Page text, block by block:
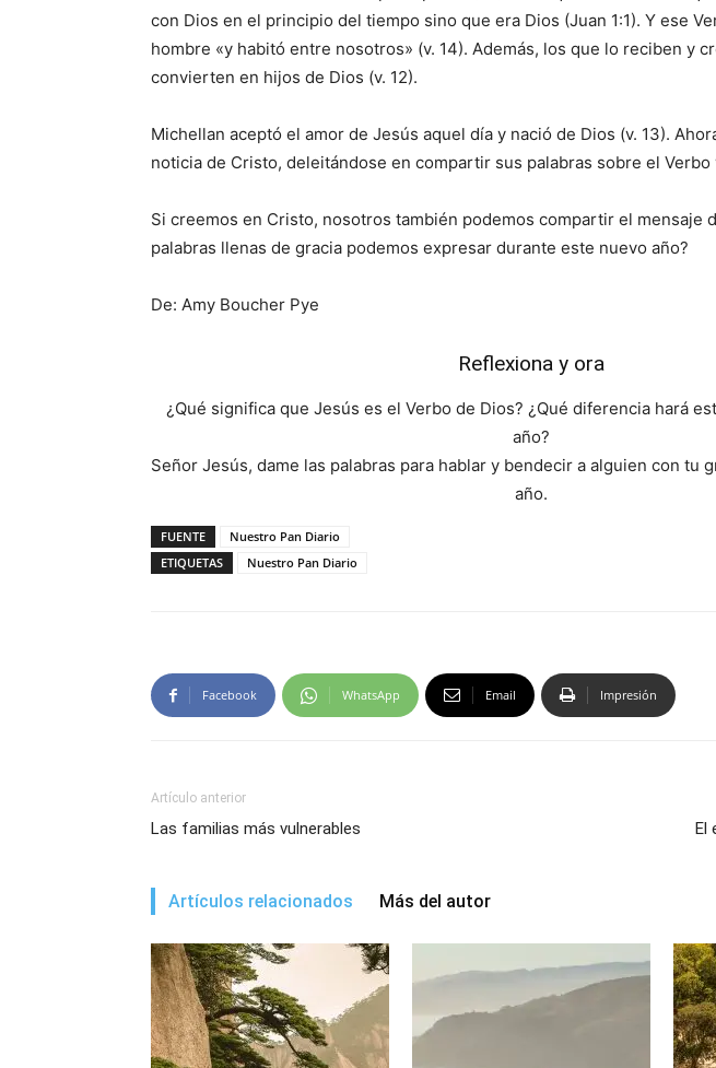
con Dios en el principio del tiempo sino que era Dios (Juan 1:1). Y ese
hombre «y habitó entre nosotros» (v. 14). Además, los que lo reciben y
convierten en hijos de Dios (v. 12).
Michellan aceptó el amor de Jesús aquel día y nació de Dios (v. 13).
noticia de Cristo, deleitándose en compartir sus palabras sobre el Verbo
Si creemos en Cristo, nosotros también podemos compartir el mensaje
palabras llenas de gracia podemos expresar durante este nuevo año?
De: Amy Boucher Pye
Reflexiona y ora
¿Qué significa que Jesús es el Verbo de Dios? ¿Qué diferencia hará
año?
Señor Jesús, dame las palabras para hablar y bendecir a alguien con tu
año.
FUENTE
Nuestro Pan Diario
ETIQUETAS
Nuestro Pan Diario
Facebook WhatsApp Email Impresión
Artículo anterior
Las familias más vulnerables El
Artículos relacionados Más del autor